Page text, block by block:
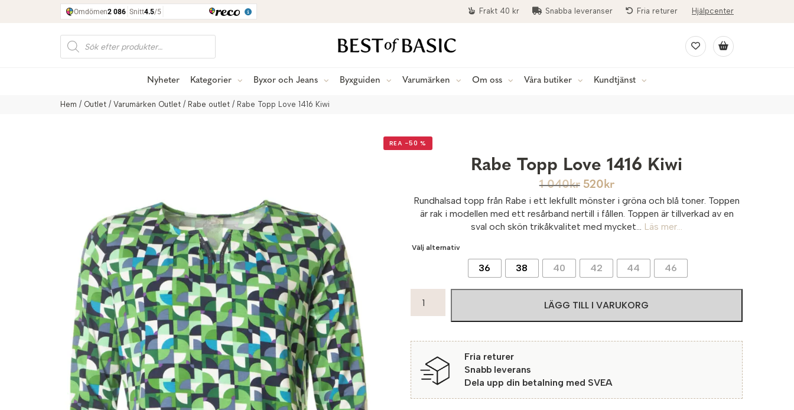
Frakt 40 kr Snabba leveranser Fria returer Hjälpcenter
Produktsökning
Nyheter Kategorier Byxor och Jeans Byxguiden Varumärken Om oss Våra butiker Kundtjänst
Hem / Outlet / Varumärken Outlet / Rabe outlet / Rabe Topp Love 1416 Kiwi
REA −50 %
Rabe Topp Love 1416 Kiwi
1 040kr 520kr
Rundhalsad topp från Rabe i ett lekfullt mönster i gröna och blå toner. Toppen
är rak i modellen med ett resårband nertill i fållen. Toppen är tillverkad av en
sval och skön trikåkvalitet med mycket... Läs mer...
Välj alternativ
36 38 40 42 44 46
Topp
Kiwi
mängd
LÄGG TILL I VARUKORG
Fria returer
Snabb leverans
Dela upp din betalning med SVEA